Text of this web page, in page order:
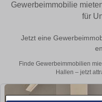
Gewerbeimmobilie
für
Jetzt eine
Finde Gewerbeimmobilien
Hallen – jetzt